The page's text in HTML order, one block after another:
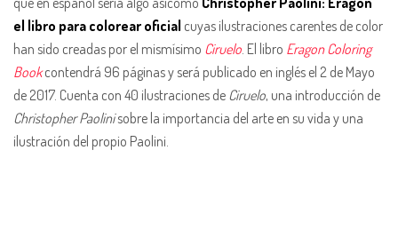
el libro para colorear oficial cuyas ilustraciones carentes de color
han sido creadas por el mismísimo Ciruelo . El libro Eragon Coloring
Bookcontendrá 96 páginas y será publicado en inglés el 2 de Mayo
de 2017. Cuenta con 40 ilustraciones de Ciruelo, una introducción de
Christopher Paolinisobre la importancia del arte en su vida y una
ilustración del propio Paolini.